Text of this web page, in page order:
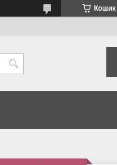
Кошик